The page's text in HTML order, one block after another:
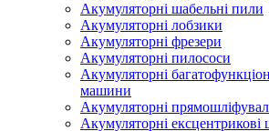
Акумуляторні шабельні пили
Акумуляторні лобзики
Акумуляторні фрезери
Акумуляторні пилососи
Акумуляторні
машини
Акумуляторні
Акумуляторні